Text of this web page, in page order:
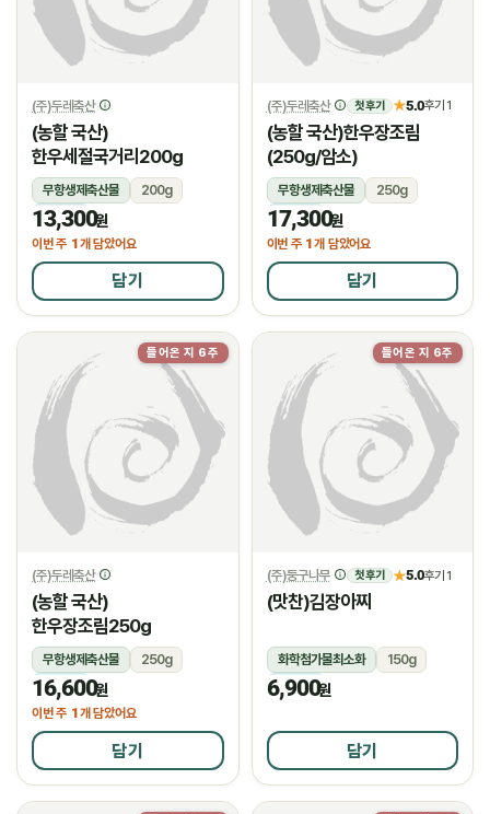
(주)두레축산
(농할 국산)
한우세절국거리200g
무항생제축산물
200g
냉장
13,300원
이번 주 1개 담았어요
담기
(주)두레축산 첫 후기 ★5.0후기 1
(농할 국산)한우장조림
(250g/암소)
무항생제축산물
250g
냉장
17,300원
이번 주 1개 담았어요
담기
들어온 지 6주
(주)두레축산
(농할 국산)
한우장조림250g
무항생제축산물
250g
냉장
16,600원
이번 주 1개 담았어요
담기
들어온 지 6주
(주)둥구나무 첫 후기 ★5.0후기 1
(맛찬)김장아찌
화학첨가물최소화
150g
냉장
6,900원
담기